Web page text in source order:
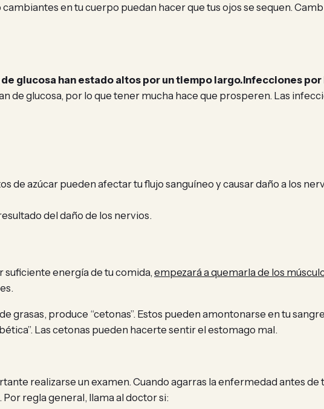
en tu cuerpo puedan hacer que tus ojos se sequen.
glucosa han estado altos por un tiempo largo.Infecciones por
de glucosa, por lo que tener mucha hace que prosperen. Las
de azúcar pueden afectar tu flujo sanguíneo y causar daño a los
del daño de los nervios.
suficiente energía de tu comida, empezará a quemarla de los
grasas, produce “cetonas”. Estos pueden amontonarse en tu
Las cetonas pueden hacerte sentir el estomago mal.
realizarse un examen. Cuando agarras la enfermedad antes
regla general, llama al doctor si: